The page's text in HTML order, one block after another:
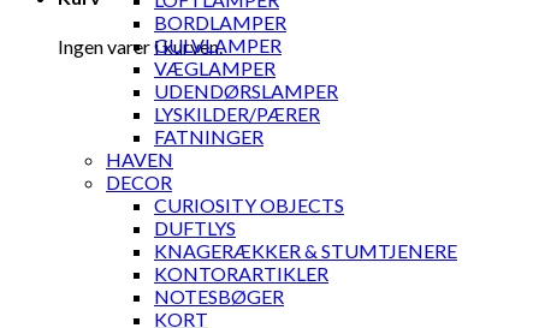
Ingen varer i kurven.
BORDLAMPER
GULVLAMPER
VÆGLAMPER
UDENDØRSLAMPER
LYSKILDER/PÆRER
FATNINGER
HAVEN
DECOR
CURIOSITY OBJECTS
DUFTLYS
KNAGERÆKKER & STUMTJENERE
KONTORARTIKLER
NOTESBØGER
KORT